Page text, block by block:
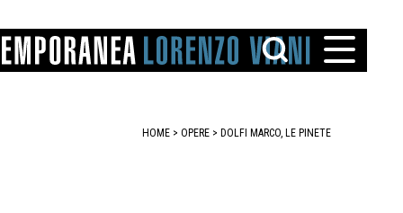
HOME > OPERE > DOLFI MARCO, LE PINETE